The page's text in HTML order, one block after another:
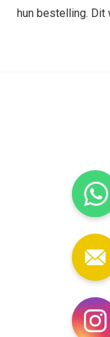
hun bestelling. Dit